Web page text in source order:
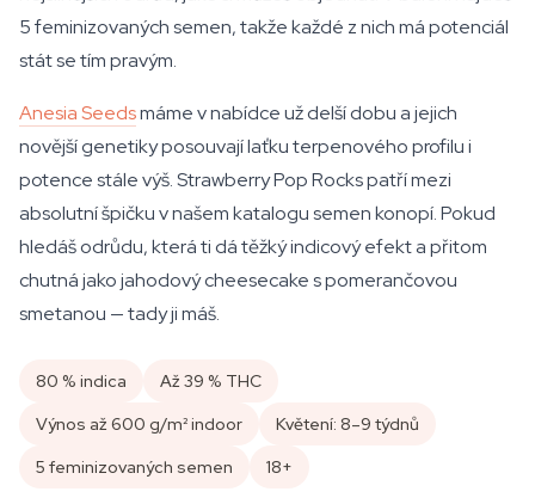
5 feminizovaných semen, takže každé z nich má potenciál
stát se tím pravým.
Anesia Seedsmáme v nabídce už delší dobu a jejich
novější genetiky posouvají laťku terpenového profilu i
potence stále výš. Strawberry Pop Rocks patří mezi
absolutní špičku v našem katalogu semen konopí. Pokud
hledáš odrůdu, která ti dá těžký indicový efekt a přitom
chutná jako jahodový cheesecake s pomerančovou
smetanou — tady ji máš.
80 % indica
Až 39 % THC
Výnos až 600 g/m² indoor
Květení: 8–9 týdnů
5 feminizovaných semen
18+